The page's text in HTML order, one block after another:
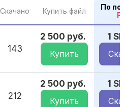
Скачано Купить файл
По
143
2 500 руб.
Купить
1
212
2 500 руб.
Купить
1